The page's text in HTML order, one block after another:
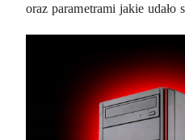
oraz parametrami jakie udało